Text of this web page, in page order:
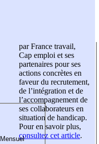
par France travail,
Cap emploi et ses
partenaires pour ses
actions concrètes en
faveur du recrutement,
de l’intégration et de
l’accompagnement de
ses collaborateurs en
situation de handicap.
Pour en savoir plus,
consultez cet article.